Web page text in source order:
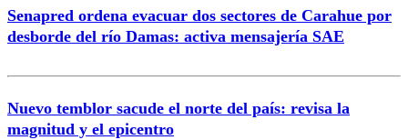
Senapred ordena evacuar dos sectores de Carahue por
desborde del río Damas: activa mensajería SAE
Nuevo temblor sacude el norte del país: revisa la
magnitud y el epicentro